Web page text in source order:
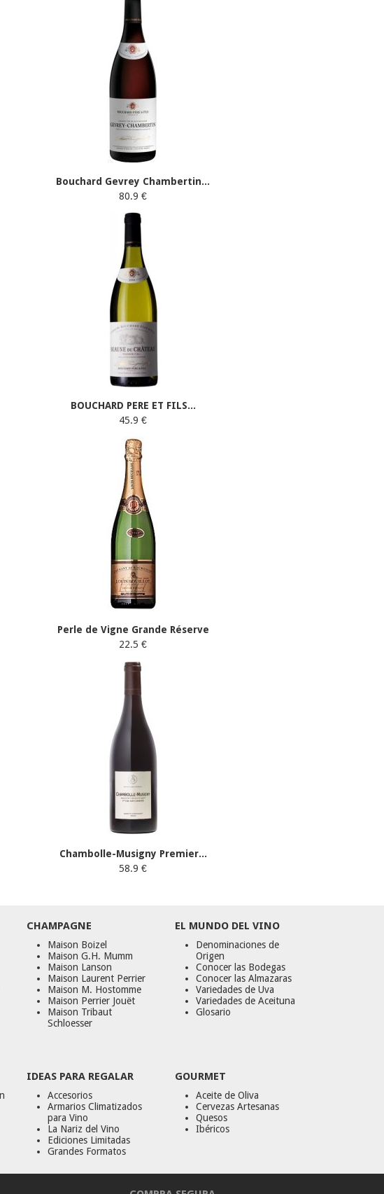
Bouchard Gevrey Chambertin...
80.9 €
BOUCHARD PERE ET FILS...
45.9 €
Perle de Vigne Grande Réserve
22.5 €
Chambolle-Musigny Premier...
58.9 €
CHAMPAGNE
Maison Boizel
Maison G.H. Mumm
Maison Lanson
Maison Laurent Perrier
Maison M. Hostomme
Maison Perrier Jouët
Maison Tribaut
Schloesser
EL MUNDO DEL VINO
Denominaciones de
Origen
Conocer las Bodegas
Conocer las Almazaras
Variedades de Uva
Variedades de Aceituna
Glosario
IDEAS PARA REGALAR
Accesorios
Armarios Climatizados
para Vino
La Nariz del Vino
Ediciones Limitadas
Grandes Formatos
GOURMET
Aceite de Oliva
Cervezas Artesanas
Quesos
Ibéricos